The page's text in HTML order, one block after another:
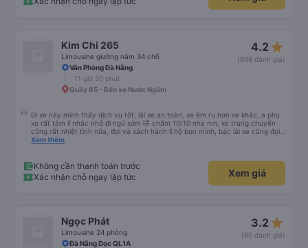
Kim Chi 265
Limousine giường nằm 34 chỗ
4.2 star_rate
(608 đánh giá)
Văn Phòng Đà Nẵng
11 giờ 30 phút
Quầy 65 - Bến xe Nước Ngầm
Đi xe này mình thấy dịch vụ tốt, lái xe an toàn, xe êm ru hơn xe khác, a phụ
xe rất tâm lí nhắc nhở đi ngủ sớm 🤣 chấm 10/10 nha mn, xe trung chuyển
cũng rất nhiệt tình nữa, đợi và xách hành lí hộ bọn mình, bác lái xe cũng đợi
mn đi vệ sinh xong mới đi chứ ko vội vàng mắng khách như xe khác, nên đi
thấy thế
Xem thêm
Không cần thanh toán trước
Xác nhận chỗ ngay lập tức
Xem giá
Ngọc Phát
Limousine 24 phòng
3.2 star_rate
(60 đánh giá)
Đà Nẵng Dọc QL1A